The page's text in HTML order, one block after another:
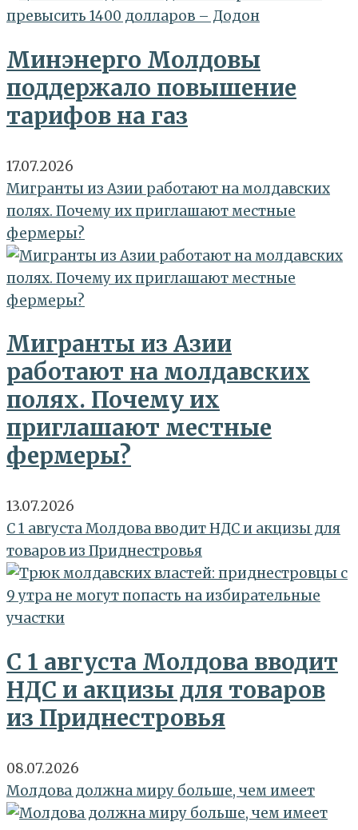
Минэнерго Молдовы
поддержало повышение
тарифов на газ
17.07.2026
Мигранты из Азии работают на молдавских
полях. Почему их приглашают местные
фермеры?
Мигранты из Азии
работают на молдавских
полях. Почему их
приглашают местные
фермеры?
13.07.2026
С 1 августа Молдова вводит НДС и акцизы для
товаров из Приднестровья
С 1 августа Молдова вводит
НДС и акцизы для товаров
из Приднестровья
08.07.2026
Молдова должна миру больше, чем имеет